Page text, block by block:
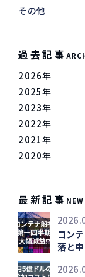
その他
過去記事
2026年
2025年
2023年
2022年
2021年
2020年
最新記事
コン
落と